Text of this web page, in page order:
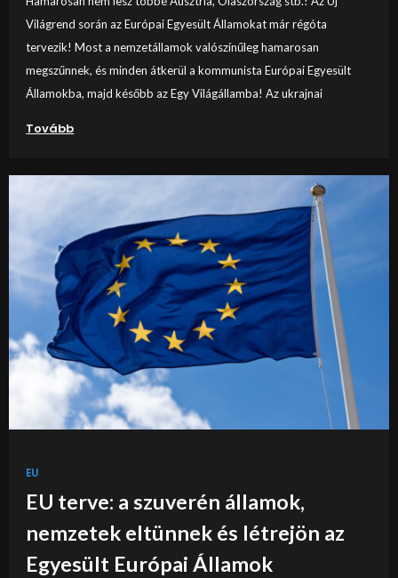
Világrend során az Európai Egyesült Államokat már régóta
tervezik! Most a nemzetállamok valószínűleg hamarosan
megszűnnek, és minden átkerül a kommunista Európai Egyesült
Államokba, majd később az Egy Világállamba! Az ukrajnai
Tovább
EU
EU terve: a szuverén államok,
nemzetek eltünnek és létrejön az
Egyesült Európai Államok